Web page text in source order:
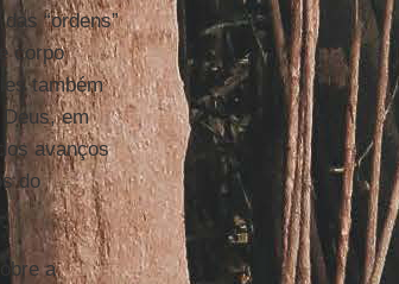
“ordens”
corpo
também
em
avanços
do
a